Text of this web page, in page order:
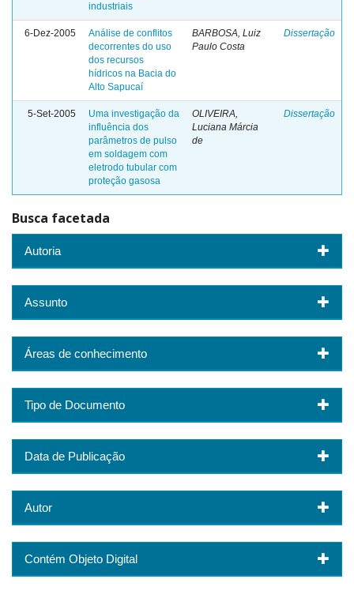
industriais
6-Dez-2005
Análise de conflitos
decorrentes do uso
dos recursos
hídricos na Bacia do
Alto Sapucaí
BARBOSA, Luiz
Paulo Costa
Dissertação
5-Set-2005
Uma investigação da
influência dos
parâmetros de pulso
em soldagem com
eletrodo tubular com
proteção gasosa
OLIVEIRA,
Luciana Márcia
de
Dissertação
Busca facetada
Autoria
Assunto
Áreas de conhecimento
Tipo de Documento
Data de Publicação
Autor
Contém Objeto Digital